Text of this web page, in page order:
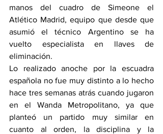
manos del cuadro de Simeone el
Atlético Madrid, equipo que desde que
asumió el técnico Argentino se ha
vuelto especialista en llaves de
eliminación.
Lo realizado anoche por la escuadra
española no fue muy distinto a lo hecho
hace tres semanas atrás cuando jugaron
en el Wanda Metropolitano, ya que
planteó un partido muy similar en
cuanto al orden, la disciplina y la